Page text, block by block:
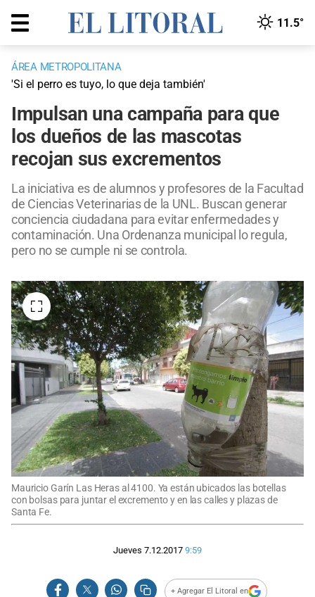
11.5°
ÁREA METROPOLITANA
'Si el perro es tuyo, lo que deja también'
Impulsan una campaña para que
los dueños de las mascotas
recojan sus excrementos
La iniciativa es de alumnos y profesores de la Facultad
de Ciencias Veterinarias de la UNL. Buscan generar
conciencia ciudadana para evitar enfermedades y
contaminación. Una Ordenanza municipal lo regula,
pero no se cumple ni se controla.
Mauricio Garín Las Heras al 4100. Ya están ubicados las botellas
con bolsas para juntar el excremento y en las calles y plazas de
Santa Fe.
Jueves 7.12.2017 9:59
+ Agregar El Litoral en